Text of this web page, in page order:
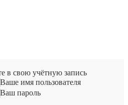
в свою учётную запись
Ваше имя пользователя
Ваш пароль